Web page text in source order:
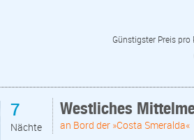
Günstigster Preis pro
7
Nächte
Westliches
an Bord der »Costa Smeralda«